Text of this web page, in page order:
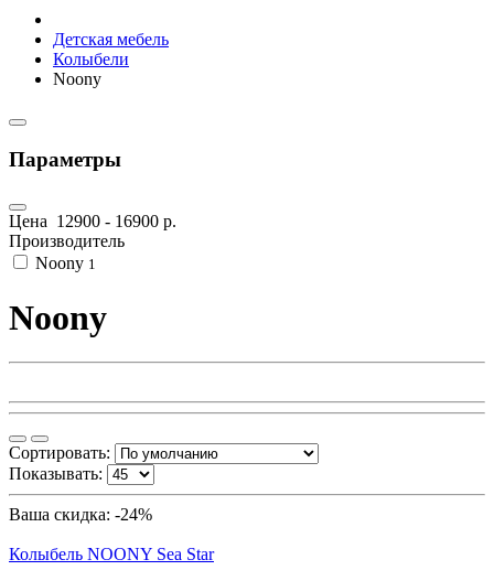
Детская мебель
Колыбели
Noony
Параметры
Цена 12900 - 16900 р.
Производитель
Noony 1
Noony
Сортировать:
Показывать:
Ваша скидка: -24%
Колыбель NOONY Sea Star